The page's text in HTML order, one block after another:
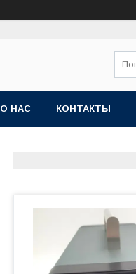
О НАС КОНТАКТЫ